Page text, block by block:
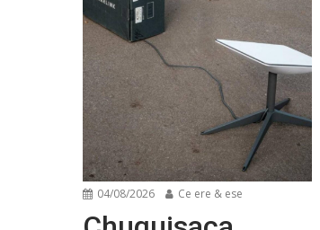
04/08/2026 Ce ere & ese